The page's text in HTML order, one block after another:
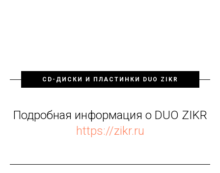
CD-ДИСКИ И ПЛАСТИНКИ DUO ZIKR
Подробная информация о DUO ZIKR
https://zikr.ru